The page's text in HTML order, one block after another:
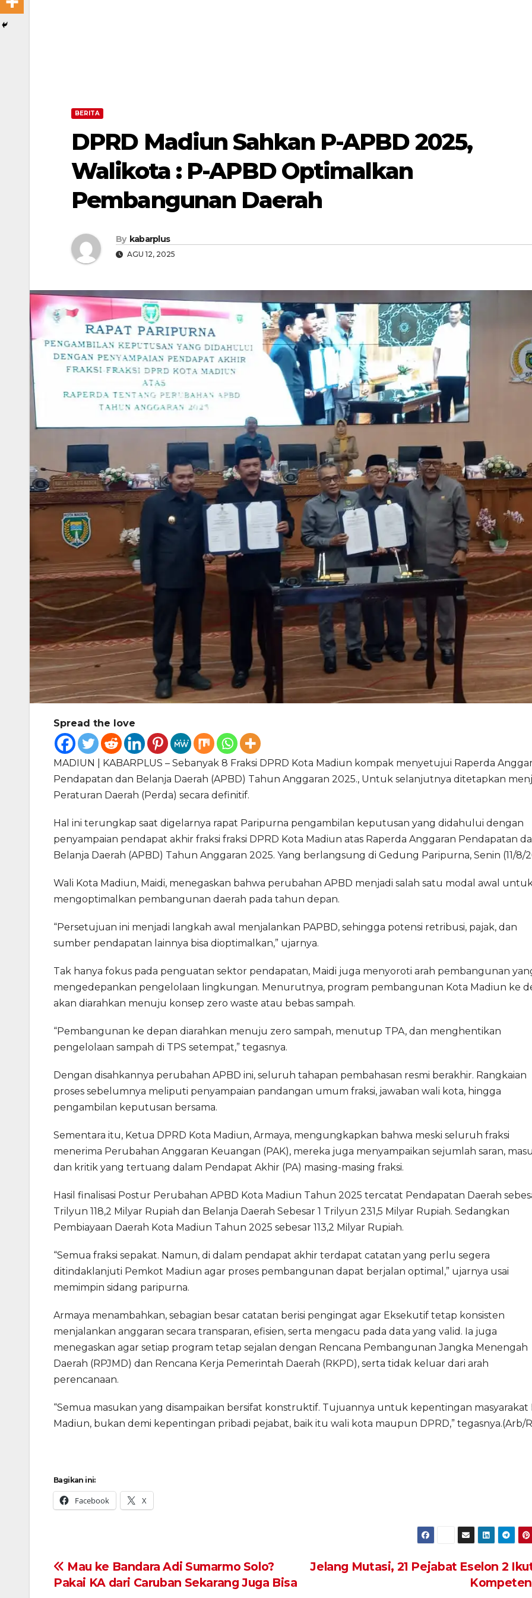
BERITA
DPRD Madiun Sahkan P-APBD 2025,
Walikota : P-APBD Optimalkan
Pembangunan Daerah
By kabarplus
AGU 12, 2025
Spread the love
MADIUN | KABARPLUS – Sebanyak 8 Fraksi DPRD Kota Madiun kompak menyetujui Raperda
Pendapatan dan Belanja Daerah (APBD) Tahun Anggaran 2025., Untuk selanjutnya ditetapkan
Peraturan Daerah (Perda) secara definitif.
Hal ini terungkap saat digelarnya rapat Paripurna pengambilan keputusan yang didahului dengan
penyampaian pendapat akhir fraksi fraksi DPRD Kota Madiun atas Raperda Anggaran Pendapatan
Belanja Daerah (APBD) Tahun Anggaran 2025. Yang berlangsung di Gedung Paripurna, Senin (11/8/
Wali Kota Madiun, Maidi, menegaskan bahwa perubahan APBD menjadi salah satu modal awal untuk
mengoptimalkan pembangunan daerah pada tahun depan.
“Persetujuan ini menjadi langkah awal menjalankan PAPBD, sehingga potensi retribusi, pajak, dan
sumber pendapatan lainnya bisa dioptimalkan,” ujarnya.
Tak hanya fokus pada penguatan sektor pendapatan, Maidi juga menyoroti arah pembangunan
mengedepankan pengelolaan lingkungan. Menurutnya, program pembangunan Kota Madiun ke
akan diarahkan menuju konsep zero waste atau bebas sampah.
“Pembangunan ke depan diarahkan menuju zero sampah, menutup TPA, dan menghentikan
pengelolaan sampah di TPS setempat,” tegasnya.
Dengan disahkannya perubahan APBD ini, seluruh tahapan pembahasan resmi berakhir. Rangkaian
proses sebelumnya meliputi penyampaian pandangan umum fraksi, jawaban wali kota, hingga
pengambilan keputusan bersama.
Sementara itu, Ketua DPRD Kota Madiun, Armaya, mengungkapkan bahwa meski seluruh fraksi
menerima Perubahan Anggaran Keuangan (PAK), mereka juga menyampaikan sejumlah saran,
dan kritik yang tertuang dalam Pendapat Akhir (PA) masing-masing fraksi.
Hasil finalisasi Postur Perubahan APBD Kota Madiun Tahun 2025 tercatat Pendapatan Daerah
Trilyun 118,2 Milyar Rupiah dan Belanja Daerah Sebesar 1 Trilyun 231,5 Milyar Rupiah. Sedangkan
Pembiayaan Daerah Kota Madiun Tahun 2025 sebesar 113,2 Milyar Rupiah.
“Semua fraksi sepakat. Namun, di dalam pendapat akhir terdapat catatan yang perlu segera
ditindaklanjuti Pemkot Madiun agar proses pembangunan dapat berjalan optimal,” ujarnya usai
memimpin sidang paripurna.
Armaya menambahkan, sebagian besar catatan berisi pengingat agar Eksekutif tetap konsisten
menjalankan anggaran secara transparan, efisien, serta mengacu pada data yang valid. Ia juga
menegaskan agar setiap program tetap sejalan dengan Rencana Pembangunan Jangka Menengah
Daerah (RPJMD) dan Rencana Kerja Pemerintah Daerah (RKPD), serta tidak keluar dari arah
perencanaan.
“Semua masukan yang disampaikan bersifat konstruktif. Tujuannya untuk kepentingan masyarakat
Madiun, bukan demi kepentingan pribadi pejabat, baik itu wali kota maupun DPRD,” tegasnya.(Arb/
Bagikan ini:
Facebook X
Navigasi
Jelang Mutasi, 21 Pejabat Eselon 2
Mau ke Bandara Adi Sumarmo Solo?
Pakai KA dari Caruban Sekarang Juga Bisa